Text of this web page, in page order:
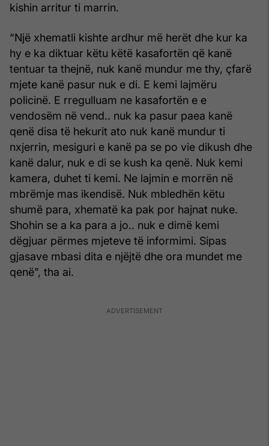
kishin arritur ti marrin.
“Një xhematli kishte ardhur më herët dhe kur ka
hy e ka diktuar këtu këtë kasafortën që kanë
tentuar ta thejnë, nuk kanë mundur me thy, çfarë
mjete kanë pasur nuk e di. E kemi lajmëru
policinë. E rregulluam ne kasafortën e e
vendosëm në vend.. nuk ka pasur paea kanë
qenë disa të hekurit ato nuk kanë mundur ti
nxjerrin, mesiguri e kanë pa se po vie dikush dhe
kanë dalur, nuk e di se kush ka qenë. Nuk kemi
kamera, duhet ti kemi. Ne lajmin e morrën në
mbrëmje mas ikendisë. Nuk mbledhën këtu
shumë para, xhematë ka pak por hajnat nuke.
Shohin se a ka para a jo.. nuk e dimë kemi
dëgjuar përmes mjeteve të informimi. Sipas
gjasave mbasi dita e njëjtë dhe ora mundet me
qenë”, tha ai.